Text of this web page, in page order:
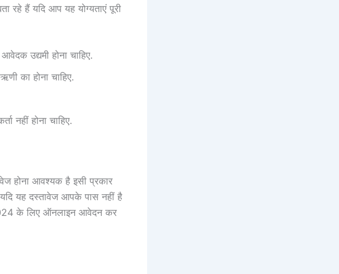
रहे हैं यदि आप यह योग्यताएं पूरी
उद्यमी होना चाहिए.
का होना चाहिए.
नहीं होना चाहिए.
होना आवश्यक है इसी प्रकार
यह दस्तावेज आपके पास नहीं है
के लिए ऑनलाइन आवेदन कर